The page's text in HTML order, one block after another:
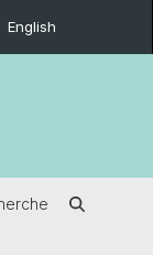
English